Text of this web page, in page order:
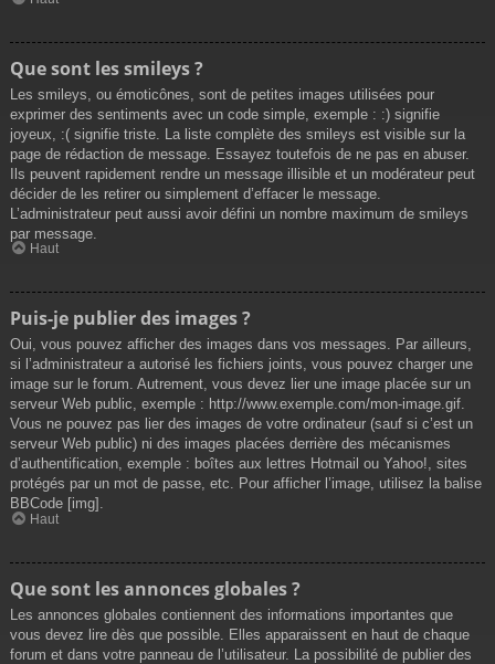
Que sont les smileys ?
Les smileys, ou émoticônes, sont de petites images utilisées pour
exprimer des sentiments avec un code simple, exemple : :) signifie
joyeux, :( signifie triste. La liste complète des smileys est visible sur la
page de rédaction de message. Essayez toutefois de ne pas en abuser.
Ils peuvent rapidement rendre un message illisible et un modérateur peut
décider de les retirer ou simplement d’effacer le message.
L’administrateur peut aussi avoir défini un nombre maximum de smileys
par message.
Haut
Puis-je publier des images ?
Oui, vous pouvez afficher des images dans vos messages. Par ailleurs,
si l’administrateur a autorisé les fichiers joints, vous pouvez charger une
image sur le forum. Autrement, vous devez lier une image placée sur un
serveur Web public, exemple : http://www.exemple.com/mon-image.gif.
Vous ne pouvez pas lier des images de votre ordinateur (sauf si c’est un
serveur Web public) ni des images placées derrière des mécanismes
d’authentification, exemple : boîtes aux lettres Hotmail ou Yahoo!, sites
protégés par un mot de passe, etc. Pour afficher l’image, utilisez la balise
BBCode [img].
Haut
Que sont les annonces globales ?
Les annonces globales contiennent des informations importantes que
vous devez lire dès que possible. Elles apparaissent en haut de chaque
forum et dans votre panneau de l’utilisateur. La possibilité de publier des